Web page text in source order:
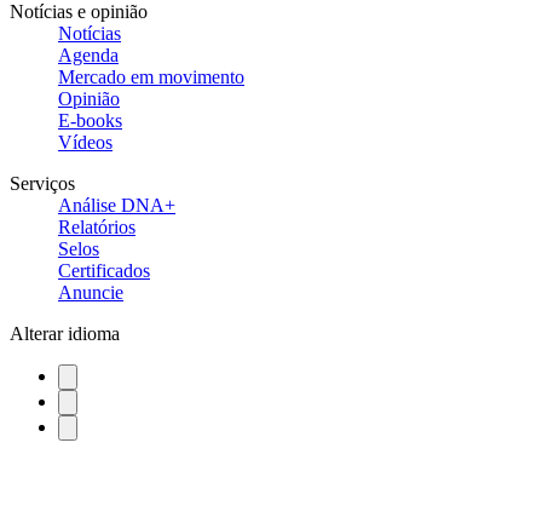
Notícias e opinião
Notícias
Agenda
Mercado em movimento
Opinião
E-books
Vídeos
Serviços
Análise DNA+
Relatórios
Selos
Certificados
Anuncie
Alterar idioma